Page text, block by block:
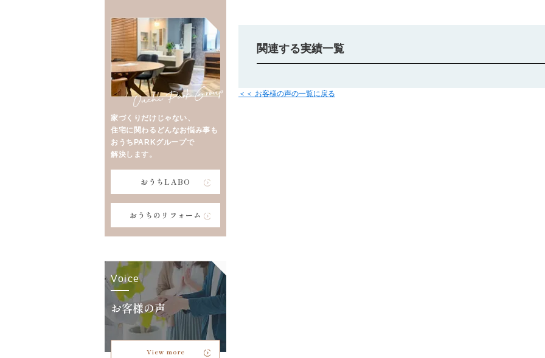
関連する実績一覧
＜＜ お客様の声の一覧に戻る
家づくりだけじゃない、
住宅に関わるどんなお悩み事も
おうちPARKグループで
解決します。
おうちLABO
おうちのリフォーム
Voice
お客様の声
View more